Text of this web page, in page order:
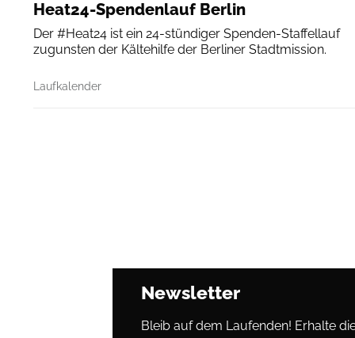
Heat24-Spendenlauf Berlin
Der #Heat24 ist ein 24-stündiger Spenden-Staffellauf
zugunsten der Kältehilfe der Berliner Stadtmission.
Laufkalender
Newsletter
Bleib auf dem Laufenden! Erhalte